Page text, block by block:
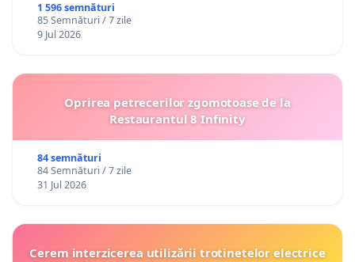
1 596 semnături
85 Semnături / 7 zile
9 Jul 2026
Oprirea petrecerilor zgomotoase de la
Restaurantul 8 Infinity
84 semnături
84 Semnături / 7 zile
31 Jul 2026
Cerem interzicerea utilizării trotinetelor electrice